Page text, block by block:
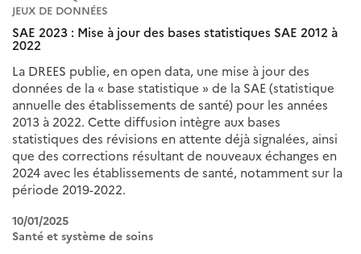
JEUX DE DONNÉES
SAE 2023 : Mise à jour des bases statistiques SAE 2012 à
2022
La DREES publie, en open data, une mise à jour des
données de la « base statistique » de la SAE (statistique
annuelle des établissements de santé) pour les années
2013 à 2022. Cette diffusion intègre aux bases
statistiques des révisions en attente déjà signalées, ainsi
que des corrections résultant de nouveaux échanges en
2024 avec les établissements de santé, notamment sur la
période 2019-2022.
10/01/2025
Santé et système de soins